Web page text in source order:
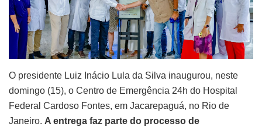
O presidente Luiz Inácio Lula da Silva inaugurou, neste
domingo (15), o Centro de Emergência 24h do Hospital
Federal Cardoso Fontes, em Jacarepaguá, no Rio de
Janeiro. A entrega faz parte do processo de